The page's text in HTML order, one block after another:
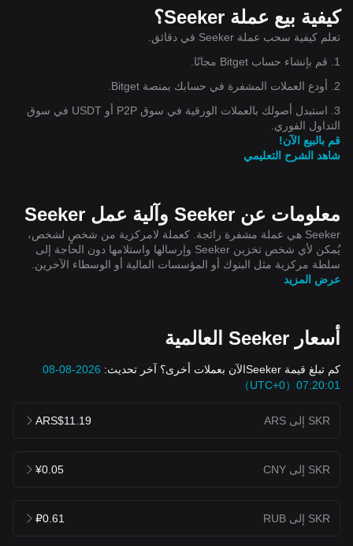
كيفية بيع عملة Seeker؟
تعلم كيفية سحب عملة Seeker في دقائق.
1. قم بإنشاء حساب Bitget مجانًا.
2. أودع العملات المشفرة في حسابك بمنصة Bitget.
3. استبدل أصولك بالعملات الورقية في سوق P2P أو USDT في سوق
التداول الفوري.
قم بالبيع الآن!
شاهد الشرح التعليمي
معلومات عن Seeker وآلية عمل Seeker
Seeker هي عملة مشفرة رائجة. كعملة لامركزية من شخصٍ لشخص،
يُمكن لأي شخص تخزين Seeker وإرسالها واستلامها دون الحاجة إلى
سلطة مركزية مثل البنوك أو المؤسسات المالية أو الوسطاء الآخرين.
عرض المزيد
أسعار Seeker العالمية
كم تبلغ قيمة Seekerالآن بعملات أخرى؟ آخر تحديث:
2026-08-08
07:20:01（UTC+0）
SKR إلى ARS ARS$11.19
SKR إلى CNY ¥0.05
SKR إلى RUB ₽0.61